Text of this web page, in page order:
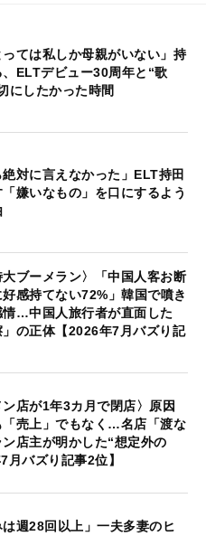
っては私しか母親がいない」持
、ELTデビュー30周年と“歌
にしたかった時間
絶対に言えなかった」ELT持田
嫌いなもの」を口にするよう
大ブーメラン〉「中国人客お断
好感持てない72%」韓国で噴き
情…中国人旅行者が直面した
」の正体【2026年7月バズり記
ン店が1年3カ月で閉店〉原因
「売上」でもなく…名店「渡な
店主が明かした“想定外の
月バズり記事2位】
は週28回以上」一夫多妻のヒ